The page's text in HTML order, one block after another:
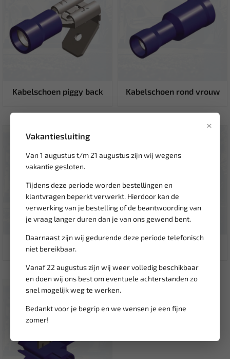
×
Vakantiesluiting
Van 1 augustus t/m 21 augustus zijn wij wegens
vakantie gesloten.
Tijdens deze periode worden bestellingen en
klantvragen beperkt verwerkt. Hierdoor kan de
verwerking van je bestelling of de beantwoording van
je vraag langer duren dan je van ons gewend bent.
Daarnaast zijn wij gedurende deze periode telefonisch
niet bereikbaar.
Vanaf 22 augustus zijn wij weer volledig beschikbaar
en doen wij ons best om eventuele achterstanden zo
snel mogelijk weg te werken.
Bedankt voor je begrip en we wensen je een fijne
zomer!
Kabelschoen piggy back Kabelschoen rond vrouw
Kabelschoen rond man Klik-in connectoren